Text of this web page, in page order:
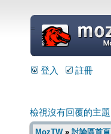
=
登入 註冊
檢視沒有回覆的主題
MozTW» 討論區首頁